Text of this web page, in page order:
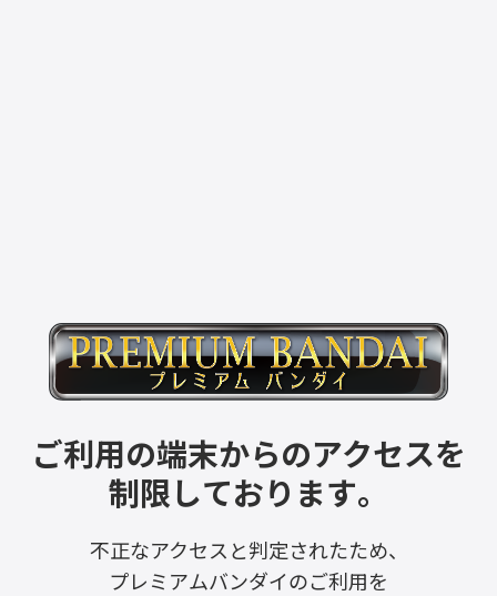
ご利用の端末からのアクセスを
制限しております。
不正なアクセスと判定されたため、
プレミアムバンダイのご利用を